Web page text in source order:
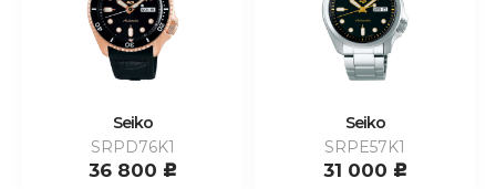
Seiko
SRPD76K1
36 800 c
Seiko
SRPE57K1
31 000 c